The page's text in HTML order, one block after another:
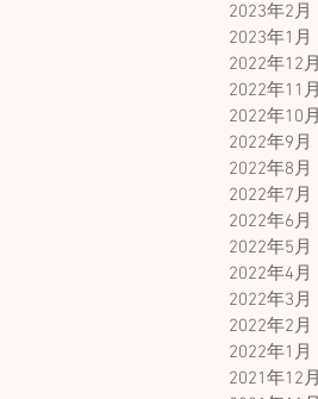
2023年2月
2023年1月
2022年12月
2022年11月
2022年10月
2022年9月
2022年8月
2022年7月
2022年6月
2022年5月
2022年4月
2022年3月
2022年2月
2022年1月
2021年12月